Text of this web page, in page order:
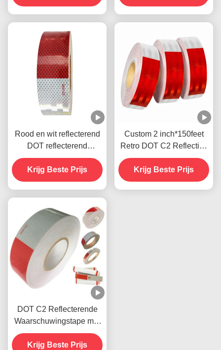
Rood en wit reflecterend
DOT reflecterend
plakband voor buiten
Krijg Beste Prijs
Custom 2 inch*150feet
Retro DOT C2 Reflective
Tape Stickers voor
Trailers Trucks
Krijg Beste Prijs
DOT C2 Reflecterende
Waarschuwingstape met
Hoge Zichtbaarheid voor
Aanhangers
Krijg Beste Prijs